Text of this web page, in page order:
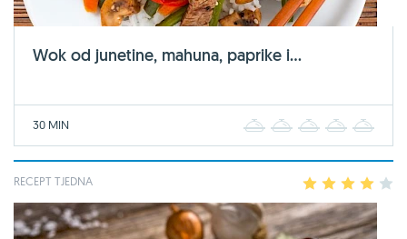
Wok od junetine, mahuna, paprike i...
30 MIN 2 3 4
RECEPT TJEDNA 2 3 4